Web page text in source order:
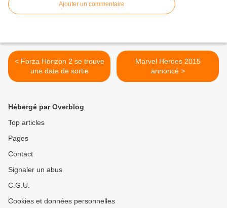
Ajouter un commentaire
< Forza Horizon 2 se trouve
une date de sortie
Marvel Heroes 2015
annoncé >
Hébergé par Overblog
Top articles
Pages
Contact
Signaler un abus
C.G.U.
Cookies et données personnelles